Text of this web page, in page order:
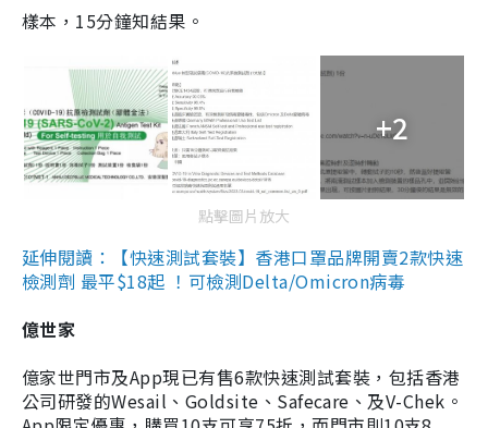
樣本，15分鐘知結果。
+2
點擊圖片放大
延伸閱讀：【快速測試套裝】香港口罩品牌開賣2款快速
檢測劑 最平$18起 ！可檢測Delta/Omicron病毒
億世家
億家世門市及App現已有售6款快速測試套裝，包括香港
公司研發的Wesail、Goldsite、Safecare、及V-Chek。